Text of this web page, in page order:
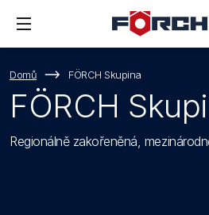
Domů FÖRCH Skupina
FÖRCH
Regionálně zakořeněná,